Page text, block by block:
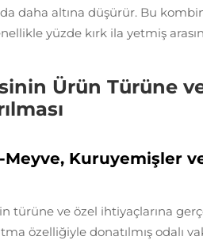
da daha altına düşürür. Bu
yüzde kırk ila yetmiş
Ürün Türüne
Meyve, Kuruyemişler
türüne ve özel ihtiyaçlarına
özelliğiyle donatılmış odalı